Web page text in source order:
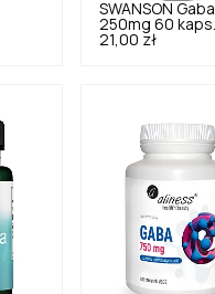
SWANSON Gaba
250mg 60 kaps.
21,00 zł